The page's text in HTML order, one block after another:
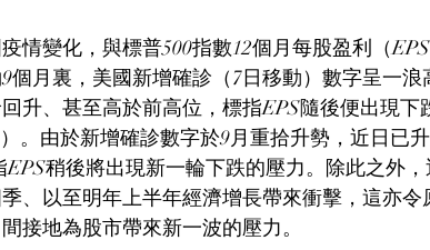
情變化，與標普500指數12個月每股盈利（
個月裏，美國新增確診（7日移動）數字呈一
升、甚至高於前高位，標指EPS隨後便出現下
。由於新增確診數字於9月重拾升勢，近日已
EPS稍後將出現新一輪下跌的壓力。除此之外
、以至明年上半年經濟增長帶來衝擊，這亦令
接地為股市帶來新一波的壓力。